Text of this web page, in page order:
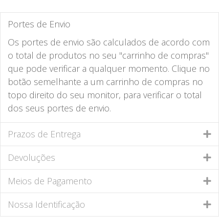
Portes de Envio
Os portes de envio são calculados de acordo com
o total de produtos no seu "carrinho de compras"
que pode verificar a qualquer momento. Clique no
botão semelhante a um carrinho de compras no
topo direito do seu monitor, para verificar o total
dos seus portes de envio.
Prazos de Entrega
Devoluções
Meios de Pagamento
Nossa Identificação